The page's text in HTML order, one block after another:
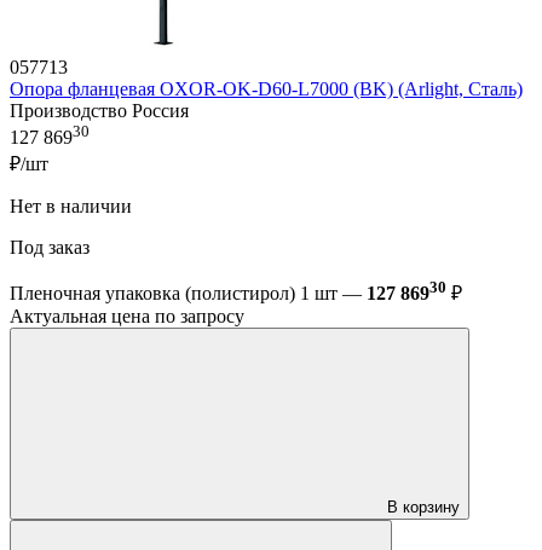
057713
Опора фланцевая OXOR-OK-D60-L7000 (BK) (Arlight, Сталь)
Производство Россия
127 86930
₽/шт
Нет в наличии
Под заказ
Пленочная упаковка (полистирол) 1 шт — 127 86930 ₽
Актуальная цена по запросу
В корзину